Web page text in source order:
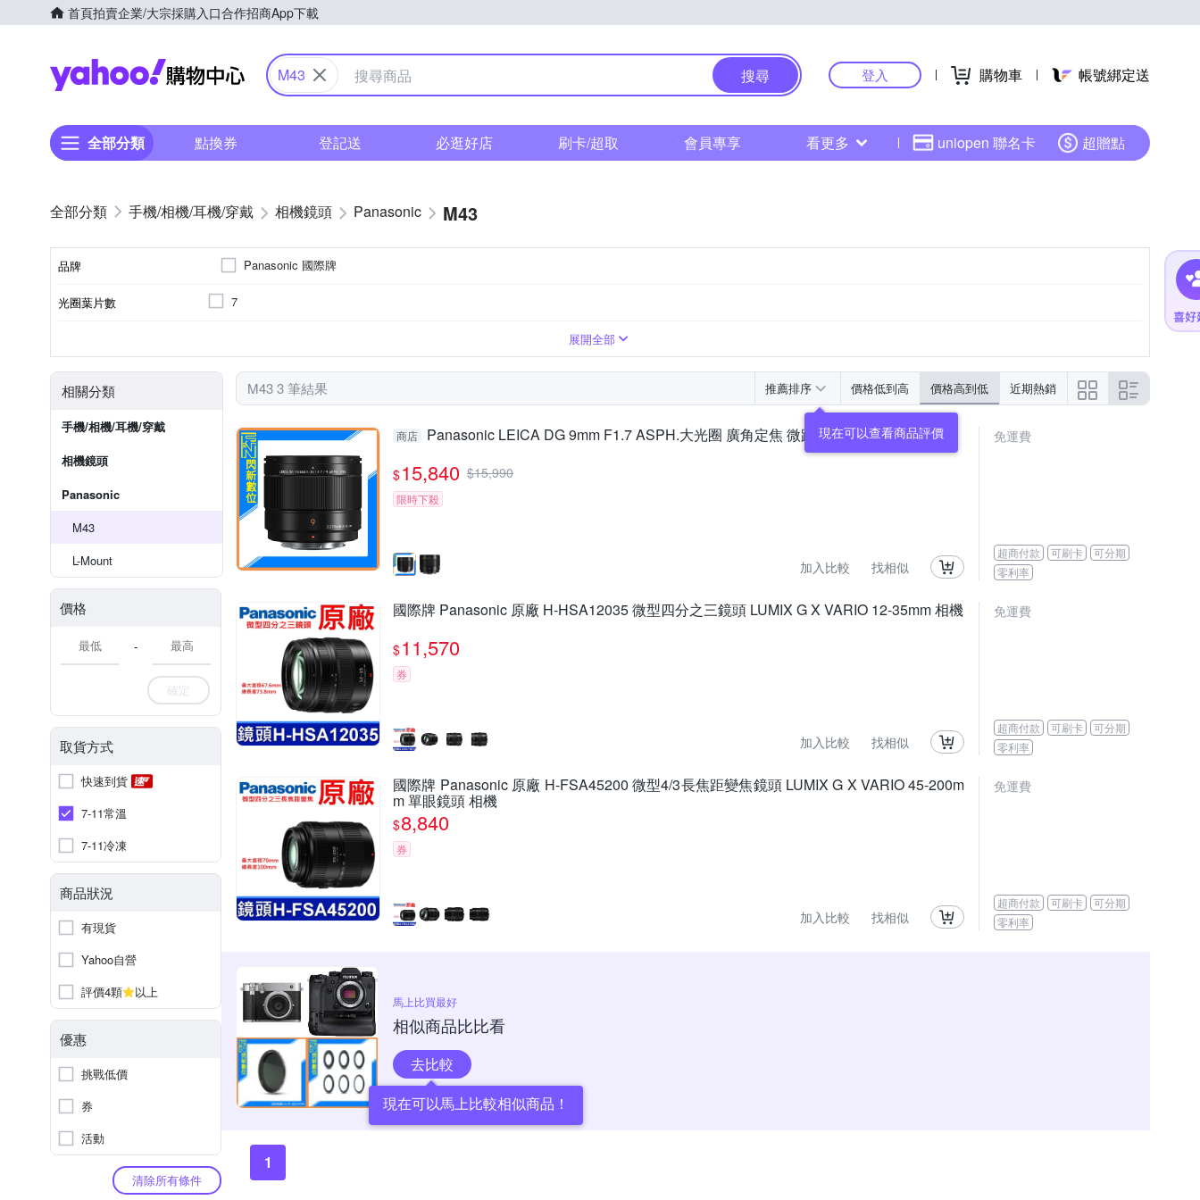
首頁拍賣企業/大宗採購入口合作招商App下載
Yahoo購物中心
M43 搜尋 登入 購物車 帳號綁定送
全部分類 點換券 登記送 必逛好店 刷卡/超取 會員專享 看更多 uniopen 聯名卡 超贈點
手機/相機/耳機/穿戴 相機鏡頭 Panasonic M43
品牌 Panasonic 國際牌
光圈葉片數 7
展開全部
相關分類
手機/相機/耳機/穿戴
相機鏡頭
Panasonic
M43
L-Mount
價格
-
確定
取貨方式
快速到貨
7-11常溫
7-11冷凍
商品狀況
有現貨
Yahoo自營
評價4顆
以上
優惠
挑戰低價
券
活動
清除所有條件
M43 3 筆結果 推薦排序 價格低到高 價格高到低 近期熱銷
現在可以查看商品評價
商店 Panasonic LEICA DG 9mm F1.7 ASPH.大光圈 廣角定焦 微距(公司貨)
$15,840 $15,990
限時下殺
加入比較 找相似
免運費
超商付款 可刷卡
可分期
零利率
國際牌 Panasonic 原廠 H-HSA12035 微型四分之三鏡頭 LUMIX G X VARIO 12-35mm 相機
$11,570
券
加入比較 找相似
免運費
超商付款 可刷卡
可分期
零利率
國際牌 Panasonic 原廠 H-FSA45200 微型4/3長焦距變焦鏡頭 LUMIX G X VARIO 45-200m
m 單眼鏡頭 相機
$8,840
券
加入比較 找相似
免運費
超商付款 可刷卡
可分期
零利率
馬上比買最好
相似商品比比看
去比較
現在可以馬上比較相似商品！
1